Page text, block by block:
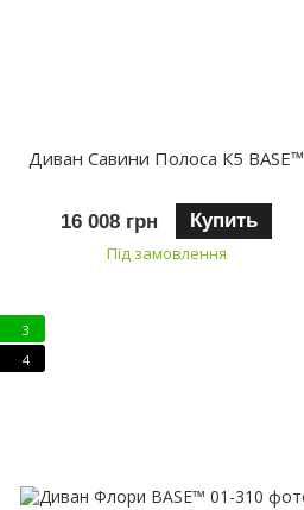
Диван Савини Полоса К5 BASE™
16 008 грн Купить
Під замовлення
3
4